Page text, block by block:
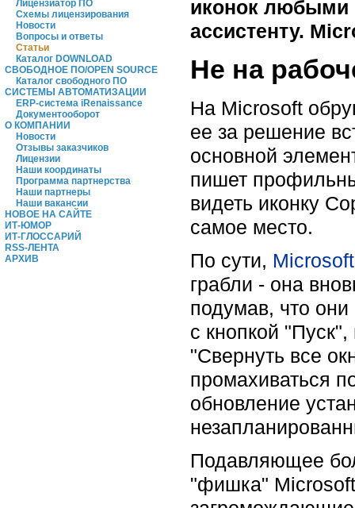
Лицензиатор ПО
Схемы лицензирования
Новости
Вопросы и ответы
Статьи
Каталог DOWNLOAD
СВОБОДНОЕ ПО/OPEN SOURCE
Каталог свободного ПО
СИСТЕМЫ АВТОМАТИЗАЦИИ
ERP-система iRenaissance
Документооборот
О КОМПАНИИ
Новости
Отзывы заказчиков
Лицензии
Наши координаты
Программа партнерства
Наши партнеры
Наши вакансии
НОВОЕ НА САЙТЕ
ИТ-ЮМОР
ИТ-ГЛОССАРИЙ
RSS-ЛЕНТА
АРХИВ
иконок любыми
ассистенту.
Не на
На Microsoft
ее за решение
основной
пишет
видеть иконку
самое место.
По сути, Microsoft
грабли - она
подумав, что
с кнопкой
"Свернуть все
промахиваться
обновление
Подавляющее
"фишка"